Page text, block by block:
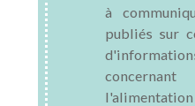
à
publiés sur